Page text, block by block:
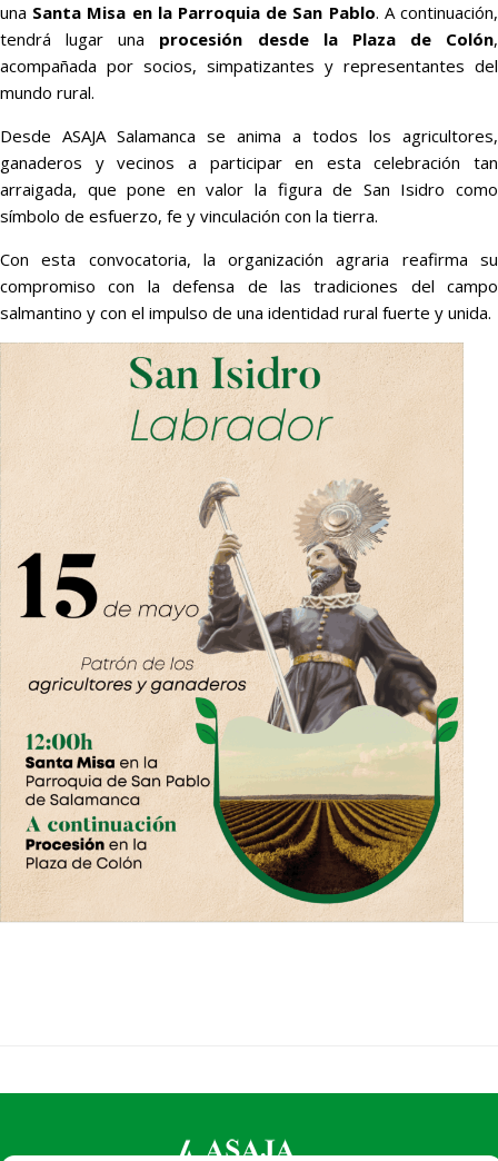
una Santa Misa en la Parroquia de San Pablo. A continuación,
tendrá lugar una procesión desde la Plaza de Colón,
acompañada por socios, simpatizantes y representantes del
mundo rural.
Desde ASAJA Salamanca se anima a todos los agricultores,
ganaderos y vecinos a participar en esta celebración tan
arraigada, que pone en valor la figura de San Isidro como
símbolo de esfuerzo, fe y vinculación con la tierra.
Con esta convocatoria, la organización agraria reafirma su
compromiso con la defensa de las tradiciones del campo
salmantino y con el impulso de una identidad rural fuerte y unida.